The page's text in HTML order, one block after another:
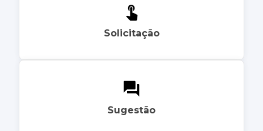
Solicitação
Sugestão